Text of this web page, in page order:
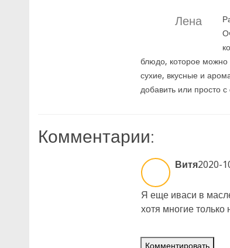
Лена
блюдо, которое можно
сухие, вкусные и
добавить или просто
Комментарии:
Витя2020-
Я еще иваси в
хотя многие
Комментировать